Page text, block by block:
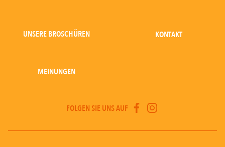
UNSERE BROSCHÜREN KONTAKT
MEINUNGEN
FOLGEN SIE UNS AUF